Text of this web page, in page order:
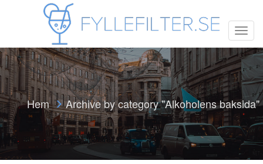
T
o
g
g
l
e
n
a
v
i
g
a
t
Hem Archive by category "Alkoholens baksida"